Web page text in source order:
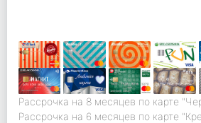
Рассрочка на 8 месяцев по карте
Рассрочка на 6 месяцев по карте